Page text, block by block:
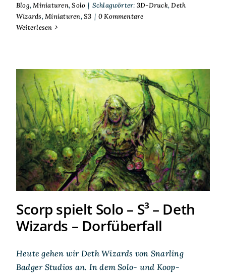
Blog,Miniaturen,Solo | Schlagwörter: 3D-Druck,Deth
Wizards,Miniaturen,S3 | 0 Kommentare
Weiterlesen
Scorp spielt Solo – S³ – Deth
Wizards – Dorfüberfall
Scorp spielt Solo – S³ – Deth
Wizards – Dorfüberfall
Heute gehen wir Deth Wizards von Snarling
Badger Studios an. In dem Solo- und Koop-